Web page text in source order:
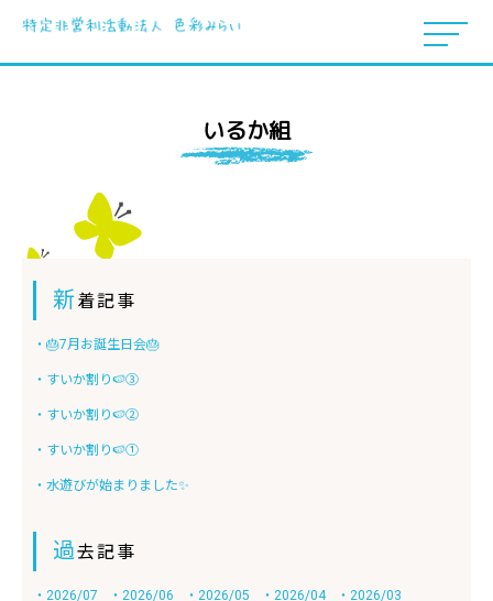
いるか組
新着記事
・🎂7月お誕生日会🎂
・すいか割り🍉③
・すいか割り🍉➁
・すいか割り🍉①
・水遊びが始まりました✨
過去記事
・2026/07 ・2026/06 ・2026/05 ・2026/04 ・2026/03